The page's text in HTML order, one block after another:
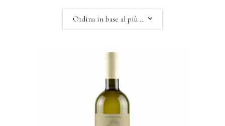
Ordina in base al più recente